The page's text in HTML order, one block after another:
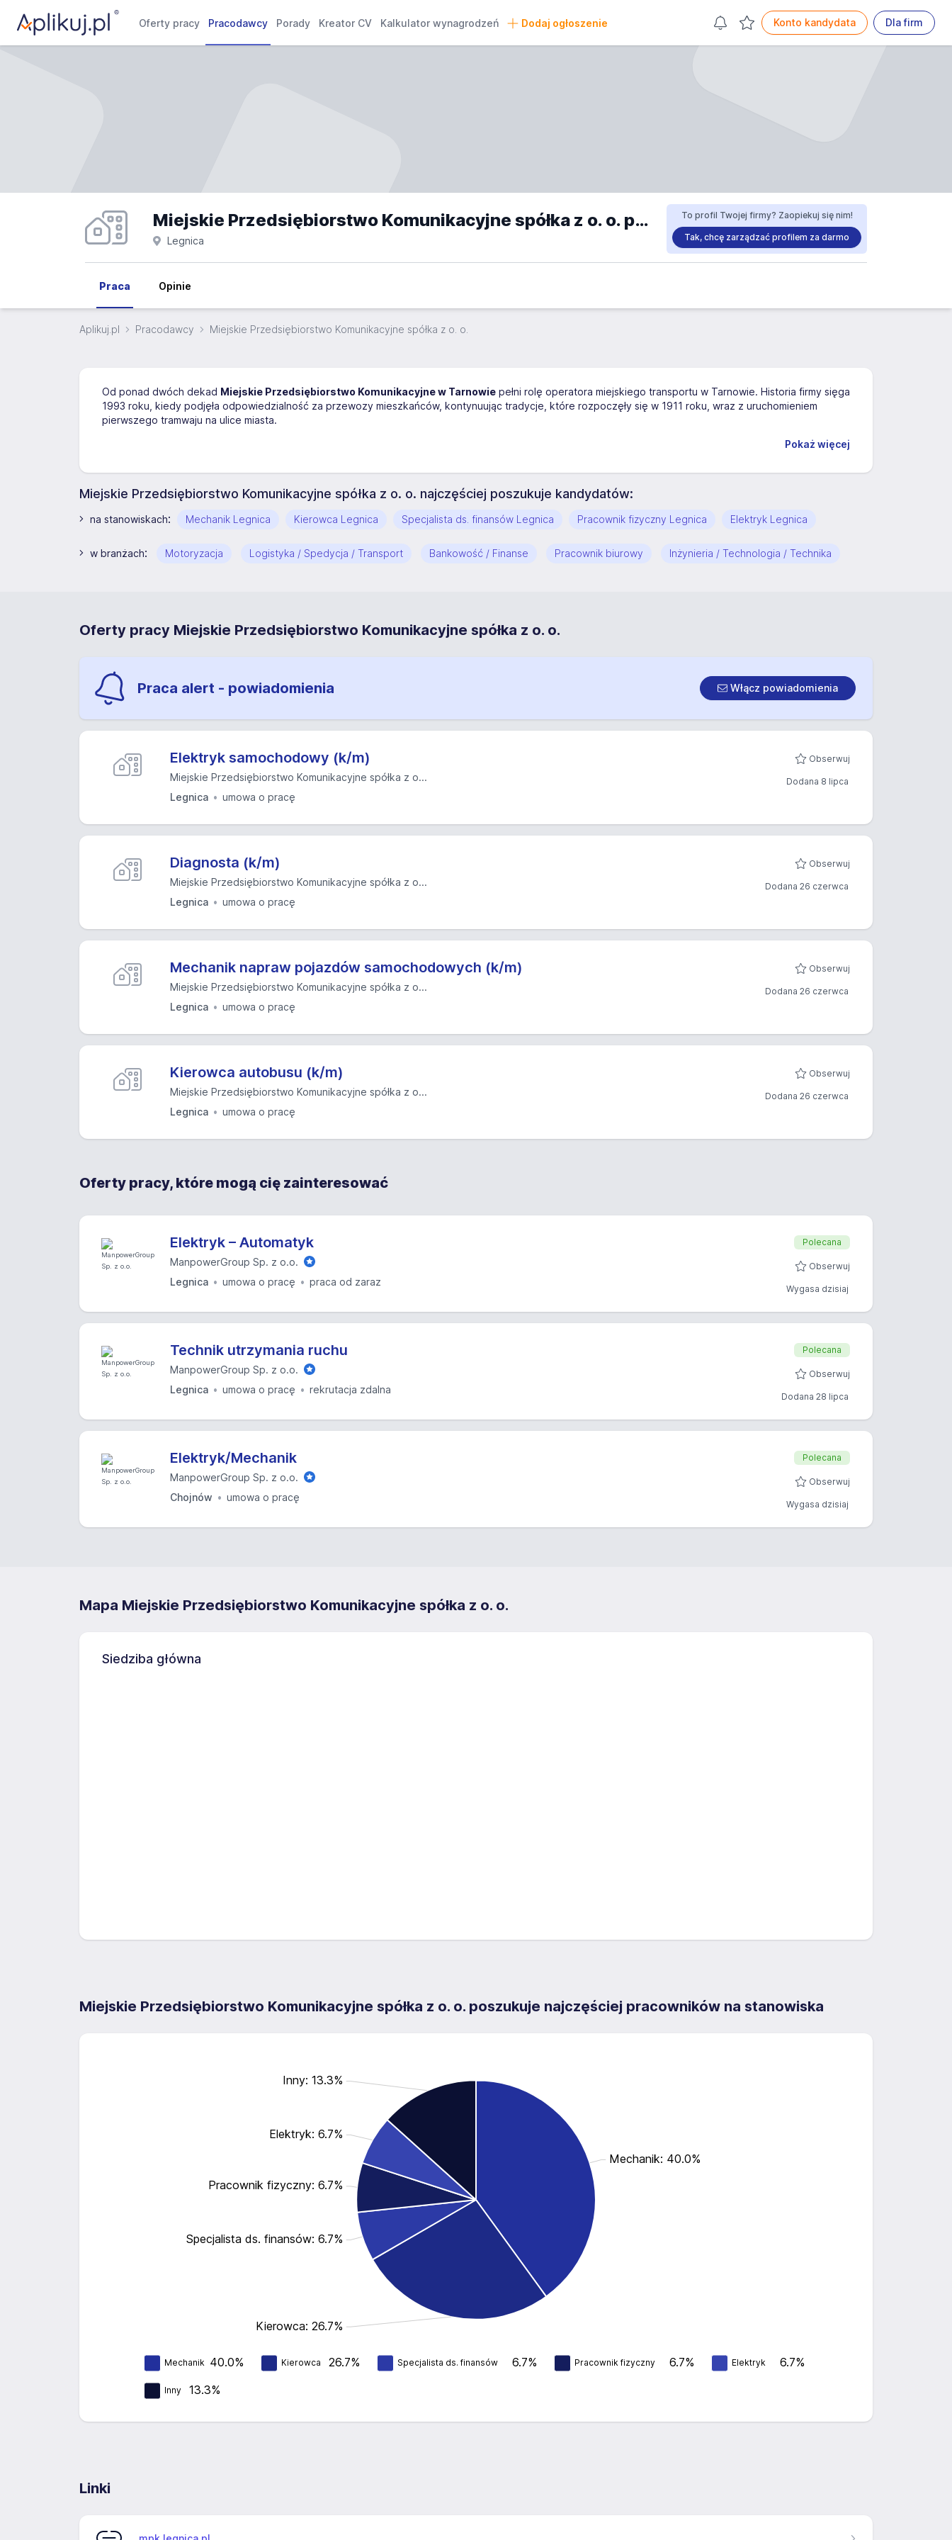
Oferty pracy Pracodawcy Porady Kreator CV Kalkulator wynagrodzeń Dodaj ogłoszenie Konto kandydata Dla firm
Miejskie Przedsiębiorstwo Komunikacyjne spółka z o. o. praca
Legnica
To profil Twojej firmy? Zaopiekuj się nim!
Tak, chcę zarządzać profilem za darmo
Praca Opinie
Aplikuj.pl Pracodawcy Miejskie Przedsiębiorstwo Komunikacyjne spółka z o. o.
Od ponad dwóch dekad Miejskie Przedsiębiorstwo Komunikacyjne w Tarnowie pełni rolę operatora miejskiego transportu w Tarnowie. Historia firmy sięga
1993 roku, kiedy podjęła odpowiedzialność za przewozy mieszkańców, kontynuując tradycje, które rozpoczęły się w 1911 roku, wraz z uruchomieniem
pierwszego tramwaju na ulice miasta.
Pokaż więcej
Miejskie Przedsiębiorstwo Komunikacyjne spółka z o. o. najczęściej poszukuje kandydatów:
na stanowiskach: Mechanik Legnica Kierowca Legnica Specjalista ds. finansów Legnica Pracownik fizyczny Legnica Elektryk Legnica
w branżach: Motoryzacja Logistyka / Spedycja / Transport Bankowość / Finanse Pracownik biurowy Inżynieria / Technologia / Technika
Oferty pracy Miejskie Przedsiębiorstwo Komunikacyjne spółka z o. o.
Praca alert - powiadomienia Włącz powiadomienia
Elektryk samochodowy (k/m)
Miejskie Przedsiębiorstwo Komunikacyjne spółka z o...
Legnica
umowa o pracę
Obserwuj
Dodana 8 lipca
Diagnosta (k/m)
Miejskie Przedsiębiorstwo Komunikacyjne spółka z o...
Legnica
umowa o pracę
Obserwuj
Dodana 26 czerwca
Mechanik napraw pojazdów samochodowych (k/m)
Miejskie Przedsiębiorstwo Komunikacyjne spółka z o...
Legnica
umowa o pracę
Obserwuj
Dodana 26 czerwca
Kierowca autobusu (k/m)
Miejskie Przedsiębiorstwo Komunikacyjne spółka z o...
Legnica
umowa o pracę
Obserwuj
Dodana 26 czerwca
Oferty pracy, które mogą cię zainteresować
Elektryk – Automatyk
ManpowerGroup Sp. z o.o.
Legnica
umowa o pracę praca od zaraz
Polecana
Obserwuj
Wygasa dzisiaj
Technik utrzymania ruchu
ManpowerGroup Sp. z o.o.
Legnica
umowa o pracę rekrutacja zdalna
Polecana
Obserwuj
Dodana 28 lipca
Elektryk/Mechanik
ManpowerGroup Sp. z o.o.
Chojnów
umowa o pracę
Polecana
Obserwuj
Wygasa dzisiaj
Mapa Miejskie Przedsiębiorstwo Komunikacyjne spółka z o. o.
Siedziba główna
Miejskie Przedsiębiorstwo Komunikacyjne spółka z o. o. poszukuje najczęściej pracowników na stanowiska
Mechanik: 40.0%
Kierowca: 26.7%
Specjalista ds. finansów: 6.7%
Pracownik fizyczny: 6.7%
Elektryk: 6.7%
Inny: 13.3%
Mechanik 40.0% Kierowca 26.7% Specjalista ds. finansów 6.7% Pracownik fizyczny 6.7% Elektryk 6.7%
Inny 13.3%
Linki